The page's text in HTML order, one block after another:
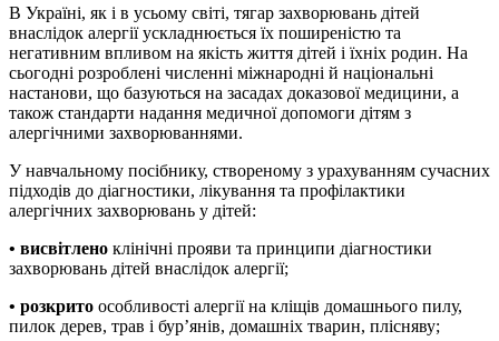
В Україні, як і в усьому світі, тягар захворювань дітей
внаслідок алергії ускладнюється їх поширеністю та
негативним впливом на якість життя дітей і їхніх родин. На
сьогодні розроблені численні міжнародні й національні
настанови, що базуються на засадах доказової медицини, а
також стандарти надання медичної допомоги дітям з
алергічними захворюваннями.
У навчальному посібнику, створеному з урахуванням сучасних
підходів до діагностики, лікування та профілактики
алергічних захворювань у дітей:
• висвітлено клінічні прояви та принципи діагностики
захворювань дітей внаслідок алергії;
• розкрито особливості алергії на кліщів домашнього пилу,
пилок дерев, трав і бур’янів, домашніх тварин, плісняву;